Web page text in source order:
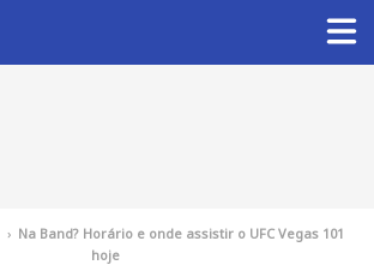
› Na Band? Horário e onde assistir o UFC Vegas 101
hoje